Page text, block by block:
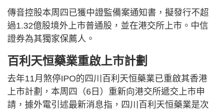
傳音控股本周四已獲中證監備案通知書，擬發行不超
過1.32億股境外上市普通股，並在港交所上市。中信
證券為其獨家保薦人。
百利天恒藥業重啟上市計劃
去年11月煞停IPO的四川百利天恒藥業已重啟其香港
上市計劃，本周四（6日）重新向港交所遞交上市申
請，據外電引述最新消息指，四川百利天恒藥業是次